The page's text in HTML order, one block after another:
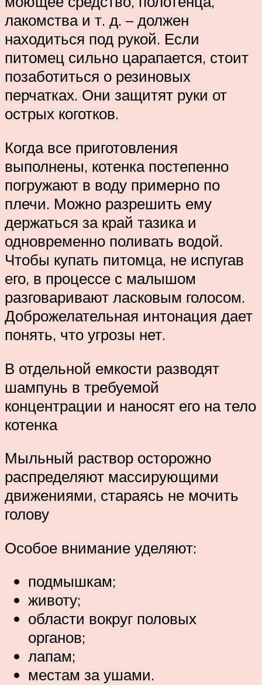
лакомства и т. д. – должен
находиться под рукой. Если
питомец сильно царапается, стоит
позаботиться о резиновых
перчатках. Они защитят руки от
острых коготков.
Когда все приготовления
выполнены, котенка постепенно
погружают в воду примерно по
плечи. Можно разрешить ему
держаться за край тазика и
одновременно поливать водой.
Чтобы купать питомца, не испугав
его, в процессе с малышом
разговаривают ласковым голосом.
Доброжелательная интонация дает
понять, что угрозы нет.
В отдельной емкости разводят
шампунь в требуемой
концентрации и наносят его на тело
котенка
Мыльный раствор осторожно
распределяют массирующими
движениями, стараясь не мочить
голову
Особое внимание уделяют:
подмышкам;
животу;
области вокруг половых
органов;
лапам;
местам за ушами.